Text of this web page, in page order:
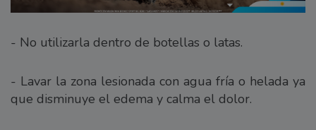
- No utilizarla dentro de botellas o latas.
- Lavar la zona lesionada con agua fría o helada ya
que disminuye el edema y calma el dolor.